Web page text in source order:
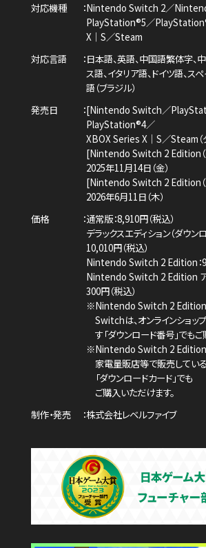
対応機種
Nintendo Switch 2／
PlayStation®5／
X｜S／Steam
対応言語
日本語、英語、中国語繁体字、
ス語、イタリア語、ドイツ語、スペ
語（ブラジル）
発売日
[Nintendo Switch／
PlayStation®4／
XBOX Series X｜S／Steam（
[Nintendo Switch 2 Edition（
2025年11月14日（金）
[Nintendo Switch 2 Edition（
2026年6月11日（木）
価格
通常版：8,910円（税込）
デラックスエディション（ダウン
10,010円（税込）
Nintendo Switch 2 Edition：
Nintendo Switch 2 Edition ア
300円（税込）
※Nintendo Switch 2
Switchは、オンラインショッ
す「ダウンロード番号」でも
※Nintendo Switch 2
家電量販店等で販売している
「ダウンロードカード」でも
ご購入いただけます。
制作・発売
株式会社レベルファイブ